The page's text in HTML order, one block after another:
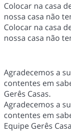
Colocar na casa
nossa casa não
Colocar na casa
nossa casa não
Agradecemos a
contentes em
Gerês Casas.
Agradecemos a
contentes em
Equipe Gerês